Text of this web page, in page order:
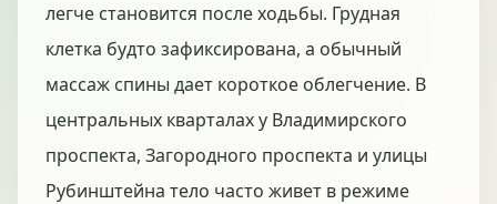
легче становится после ходьбы. Грудная
клетка будто зафиксирована, а обычный
массаж спины дает короткое облегчение. В
центральных кварталах у Владимирского
проспекта, Загородного проспекта и улицы
Рубинштейна тело часто живет в режиме